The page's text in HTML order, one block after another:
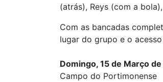
(atrás), Reys (com a
Com as bancadas
lugar do grupo e o
Domingo, 15 de Março
Campo do Portimonense